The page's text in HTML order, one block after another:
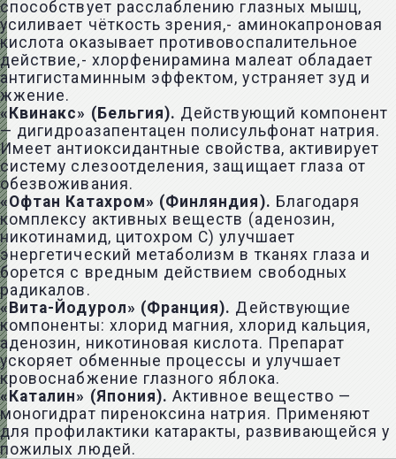
способствует расслаблению глазных мышц,
усиливает чёткость зрения,- аминокапроновая
кислота оказывает противовоспалительное
действие,- хлорфенирамина малеат обладает
антигистаминным эффектом, устраняет зуд и
жжение.
«Квинакс» (Бельгия). Действующий компонент
— дигидроазапентацен полисульфонат натрия.
Имеет антиоксидантные свойства, активирует
систему слезоотделения, защищает глаза от
обезвоживания.
«Офтан Катахром» (Финляндия). Благодаря
комплексу активных веществ (аденозин,
никотинамид, цитохром С) улучшает
энергетический метаболизм в тканях глаза и
борется с вредным действием свободных
радикалов.
«Вита-Йодурол» (Франция). Действующие
компоненты: хлорид магния, хлорид кальция,
аденозин, никотиновая кислота. Препарат
ускоряет обменные процессы и улучшает
кровоснабжение глазного яблока.
«Каталин» (Япония). Активное вещество —
моногидрат пиреноксина натрия. Применяют
для профилактики катаракты, развивающейся у
пожилых людей.